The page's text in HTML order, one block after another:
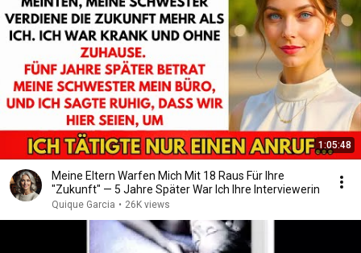
1:05:48
Meine Eltern Warfen Mich Mit 18 Raus Für Ihre
"Zukunft" — 5 Jahre Später War Ich Ihre Interviewerin
Quique Garcia • 26K views